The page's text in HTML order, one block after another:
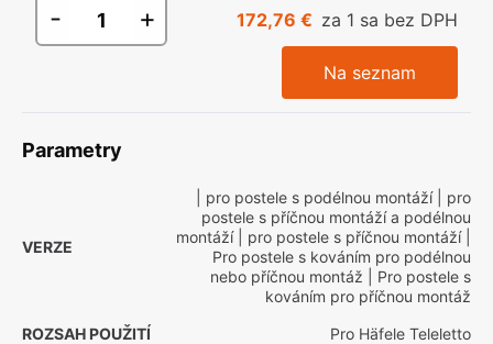
- + 172,76 € za 1 sa bez DPH
Na seznam
Parametry
VERZE
| pro postele s podélnou montáží| pro
postele s příčnou montáží a podélnou
montáží| pro postele s příčnou montáží|
Pro postele s kováním pro podélnou
nebo příčnou montáž | Pro postele s
kováním pro příčnou montáž
ROZSAH POUŽITÍ
Pro Häfele Teleletto